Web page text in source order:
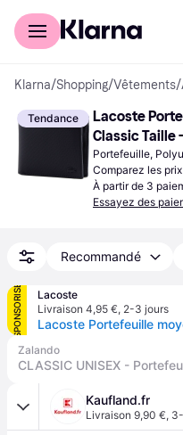
Acheter avec Klarna
Klarna/Shopping/Vêtements/
Tendance
Lacoste
Classic Taille
Portefeuille,
Comparez les
À partir de 3
Essayez des
Recommandé
SPONSORISÉ
Lacoste
Livraison 4,95 €, 2-3 jours
Zalando
Kaufland.fr
Livraison 9,90 €,